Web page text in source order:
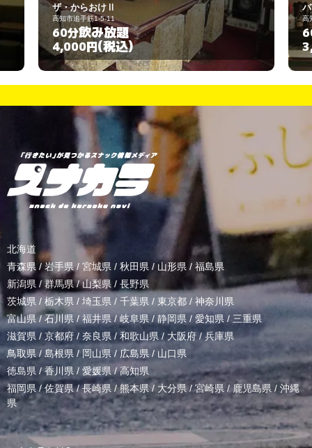
バーラウンジ キントンウン
高知市追手筋1-7-27
60分飲み放題
3,000円
北海道
青森県 / 岩手県/ 宮城県 / 秋田県 / 山形県/ 福島県
新潟県 /群馬県/山梨県 / 長野県
茨城県 / 栃木県 / 埼玉県 / 千葉県 / 東京都 / 神奈川県
富山県 /石川県/福井県/岐阜県 / 静岡県 / 愛知県 / 三重県
滋賀県 / 京都府 / 奈良県 / 和歌山県/ 大阪府 /兵庫県
鳥取県/ 島根県 /岡山県/ 広島県 / 山口県
徳島県 /香川県 / 愛媛県/高知県
福岡県/佐賀県/長崎県 /熊本県/ 大分県/宮崎県 /鹿児島県 / 沖縄
県